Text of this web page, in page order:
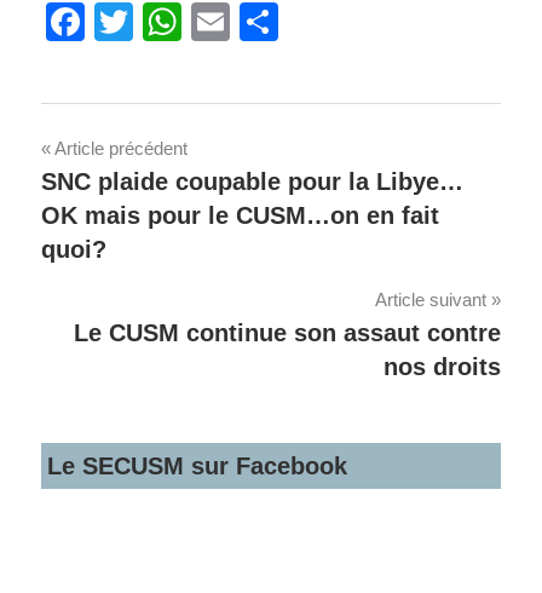
Facebook
TwitterWhatsApp
Email
Navigation
de
l'article
Article précédent
SNC plaide coupable pour la Libye…
OK mais pour le CUSM…on en fait
quoi?
Article suivant
Le CUSM continue son assaut contre
nos droits
Le SECUSM sur Facebook